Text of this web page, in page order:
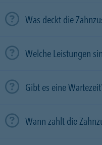
Was deckt die
Welche Leistungen
Gibt es eine
Wann zahlt die